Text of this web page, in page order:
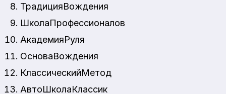
ТрадицияВождения
ШколаПрофессионалов
АкадемияРуля
ОсноваВождения
КлассическийМетод
АвтоШколаКлассик